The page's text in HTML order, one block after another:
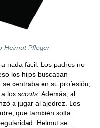
Helmut Pfleger
nada fácil. Los padres no
los hijos buscaban
centraba en su profesión,
a los scouts . Además, al
a jugar al ajedrez. Los
que también solía
Helmut se